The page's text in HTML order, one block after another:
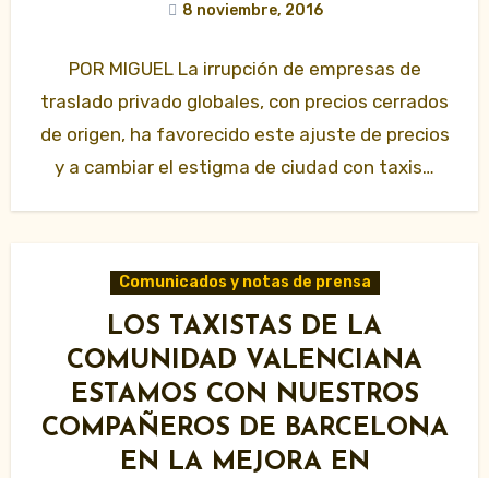
8 noviembre, 2016
POR MIGUEL La irrupción de empresas de
traslado privado globales, con precios cerrados
de origen, ha favorecido este ajuste de precios
y a cambiar el estigma de ciudad con taxis…
Comunicados y notas de prensa
LOS TAXISTAS DE LA
COMUNIDAD VALENCIANA
ESTAMOS CON NUESTROS
COMPAÑEROS DE BARCELONA
EN LA MEJORA EN